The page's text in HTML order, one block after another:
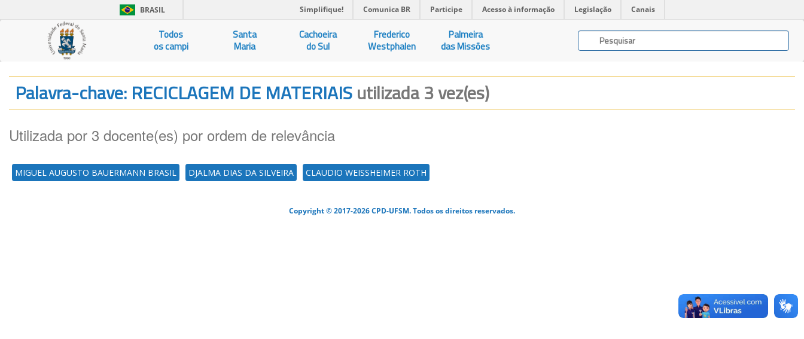
BRASIL Simplifique! Comunica BR Participe Acesso à informação Legislação Canais
Todos
os campi
Santa
Maria
Cachoeira
do Sul
Frederico
Westphalen
Palmeira
das Missões
Palavra-chave: RECICLAGEM DE MATERIAISutilizada 3 vez(es)
Utilizada por 3 docente(es) por ordem de relevância
MIGUEL AUGUSTO BAUERMANN BRASIL DJALMA DIAS DA SILVEIRA CLAUDIO WEISSHEIMER ROTH
Copyright © 2017-2026 CPD-UFSM. Todos os direitos reservados.